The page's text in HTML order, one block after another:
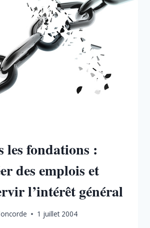
les fondations :
des emplois et
l’intérêt général
1 juillet 2004